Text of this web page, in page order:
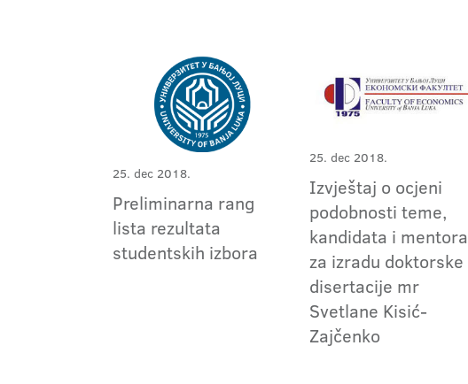
25. dec 2018.
Preliminarna rang
lista rezultata
studentskih izbora
25. dec 2018.
Izvještaj o ocjeni
podobnosti teme,
kandidata i mentora
za izradu doktorske
disertacije mr
Svetlane Kisić-
Zajčenko